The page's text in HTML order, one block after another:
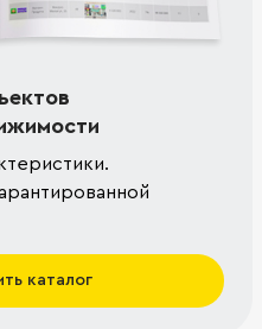
каталог